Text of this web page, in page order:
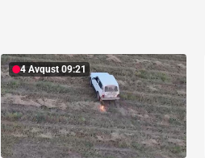
4 Avqust 09:21